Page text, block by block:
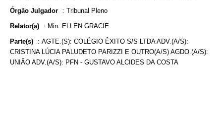
Órgão Julgador : Tribunal Pleno
Relator(a) : Min. ELLEN GRACIE
Parte(s) : AGTE.(S): COLÉGIO ÊXITO S/S LTDA ADV.(A/S):
CRISTINA LÚCIA PALUDETO PARIZZI E OUTRO(A/S) AGDO.(A/S):
UNIÃO ADV.(A/S): PFN - GUSTAVO ALCIDES DA COSTA